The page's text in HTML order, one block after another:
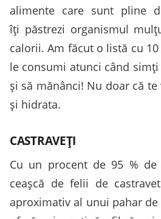
alimente care sunt pline
îţi păstrezi organismul
calorii. Am făcut o listă cu
le consumi atunci când
şi să mănânci! Nu doar că
şi hidrata.
CASTRAVEŢI
Cu un procent de 95 %
ceaşcă de felii de
aproximativ al unui pahar de